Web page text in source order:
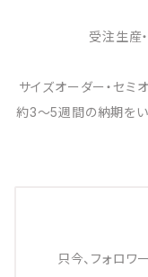
受注生産
サイズオーダー・セミ
約3～5週間の納期を
只今、フォロワ